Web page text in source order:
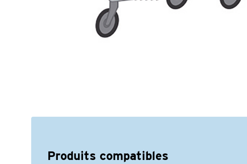
Produits compatibles